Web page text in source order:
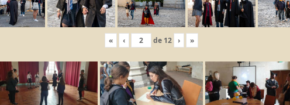
« ‹ de 12 › »